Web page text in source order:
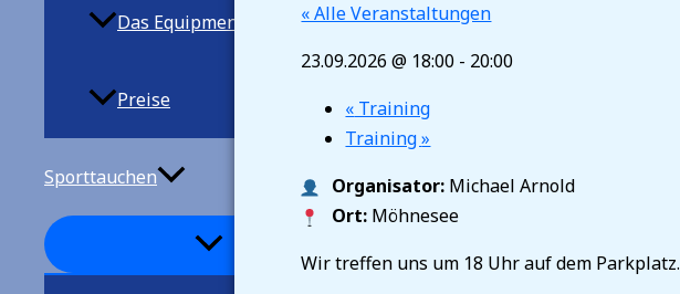
Das Equipment
Preise
Sporttauchen
« Alle Veranstaltungen
23.09.2026 @ 18:00 - 20:00
« Training
Training»
Organisator: Michael Arnold
Ort: Möhnesee
Wir treffen uns um 18 Uhr auf dem Parkplatz.